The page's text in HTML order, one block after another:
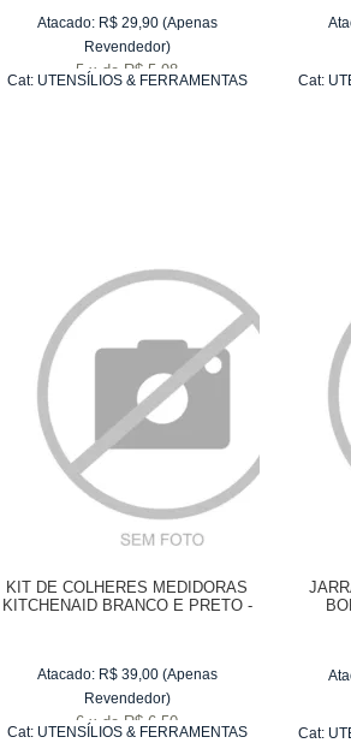
Atacado: R$ 29,90 (Apenas
Revendedor)
5 x de R$ 5,98
Cat: UTENSÍLIOS & FERRAMENTAS
Cat:
KIT DE COLHERES MEDIDORAS
KITCHENAID BRANCO E PRETO -
Atacado: R$ 39,00 (Apenas
Revendedor)
6 x de R$ 6,50
Cat: UTENSÍLIOS & FERRAMENTAS
Cat: